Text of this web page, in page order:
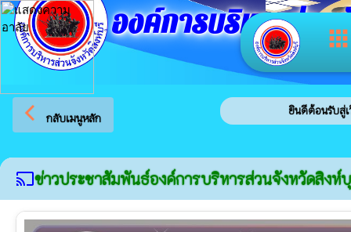
apps
องค์การบริหารส่วน
arrow_back_ios กลับเมนูหลัก
ยินดีต้อนรับสู่เว็บไซต์ข
castข่าวประชาสัมพันธ์องค์การบริหารส่วนจังหวัดสิงห์